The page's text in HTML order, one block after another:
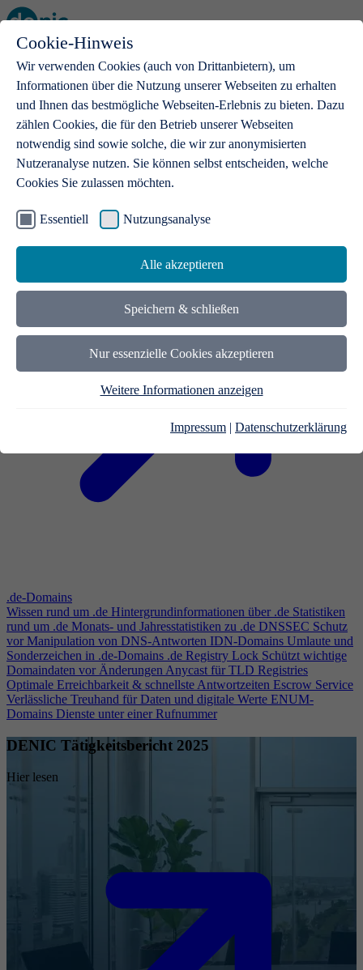
Cookie-Hinweis
Wir verwenden Cookies (auch von Drittanbietern), um
Informationen über die Nutzung unserer Webseiten zu erhalten
und Ihnen das bestmögliche Webseiten-Erlebnis zu bieten. Dazu
zählen Cookies, die für den Betrieb unserer Webseiten
notwendig sind sowie solche, die wir zur anonymisierten
Nutzeranalyse nutzen. Sie können selbst entscheiden, welche
Cookies Sie zulassen möchten.
Essentiell Nutzungsanalyse
Alle akzeptieren
Speichern & schließen
Nur essenzielle Cookies akzeptieren
Weitere Informationen anzeigen
Impressum | Datenschutzerklärung
Open main menu
.de-Domains
Mit einer .de-Domain erhalten Ideen eine Bühne
.de-Domains
Wissen rund um .de Hintergrundinformationen über .de Statistiken
rund um .de Monats- und Jahresstatistiken zu .de DNSSEC Schutz
vor Manipulation von DNS-Antworten IDN-Domains Umlaute und
Sonderzeichen in .de-Domains .de Registry Lock Schützt wichtige
Domaindaten vor ÄnderungenAnycast für TLD Registries
Optimale Erreichbarkeit & schnellste Antwortzeiten Escrow Service
Verlässliche Treuhand für Daten und digitale Werte ENUM-
Domains Dienste unter einer Rufnummer
DENIC Tätigkeitsbericht 2025
Hier lesen